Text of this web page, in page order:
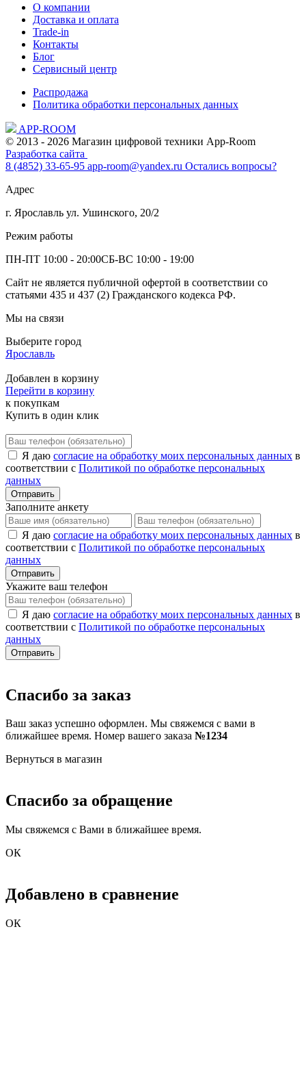
О компании
Доставка и оплата
Trade-in
Контакты
Блог
Сервисный центр
Распродажа
Политика обработки персональных данных
APP-ROOM
© 2013 - 2026 Магазин цифровой техники App-Room
Разработка сайта
8 (4852) 33-65-95 app-room@yandex.ru Остались вопросы?
Адрес
г. Ярославль ул. Ушинского, 20/2
Режим работы
ПН-ПТ 10:00 - 20:00СБ-ВС 10:00 - 19:00
Сайт не является публичной офертой в соответствии со
статьями 435 и 437 (2) Гражданского кодекса РФ.
Мы на связи
Выберите город
Ярославль
Добавлен в корзину
Перейти в корзину
к покупкам
Купить в один клик
Я даю согласие на обработку моих персональных данных в
соответствии с Политикой по обработке персональных
данных
Отправить
Заполните анкету
Я даю согласие на обработку моих персональных данных в
соответствии с Политикой по обработке персональных
данных
Отправить
Укажите ваш телефон
Я даю согласие на обработку моих персональных данных в
соответствии с Политикой по обработке персональных
данных
Отправить
Спасибо за заказ
Ваш заказ успешно оформлен. Мы свяжемся с вами в
ближайшее время. Номер вашего заказа №1234
Вернуться в магазин
Спасибо за обращение
Мы свяжемся с Вами в ближайшее время.
ОК
Добавлено в сравнение
ОК